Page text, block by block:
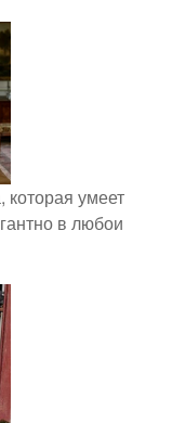
умеет
в любои